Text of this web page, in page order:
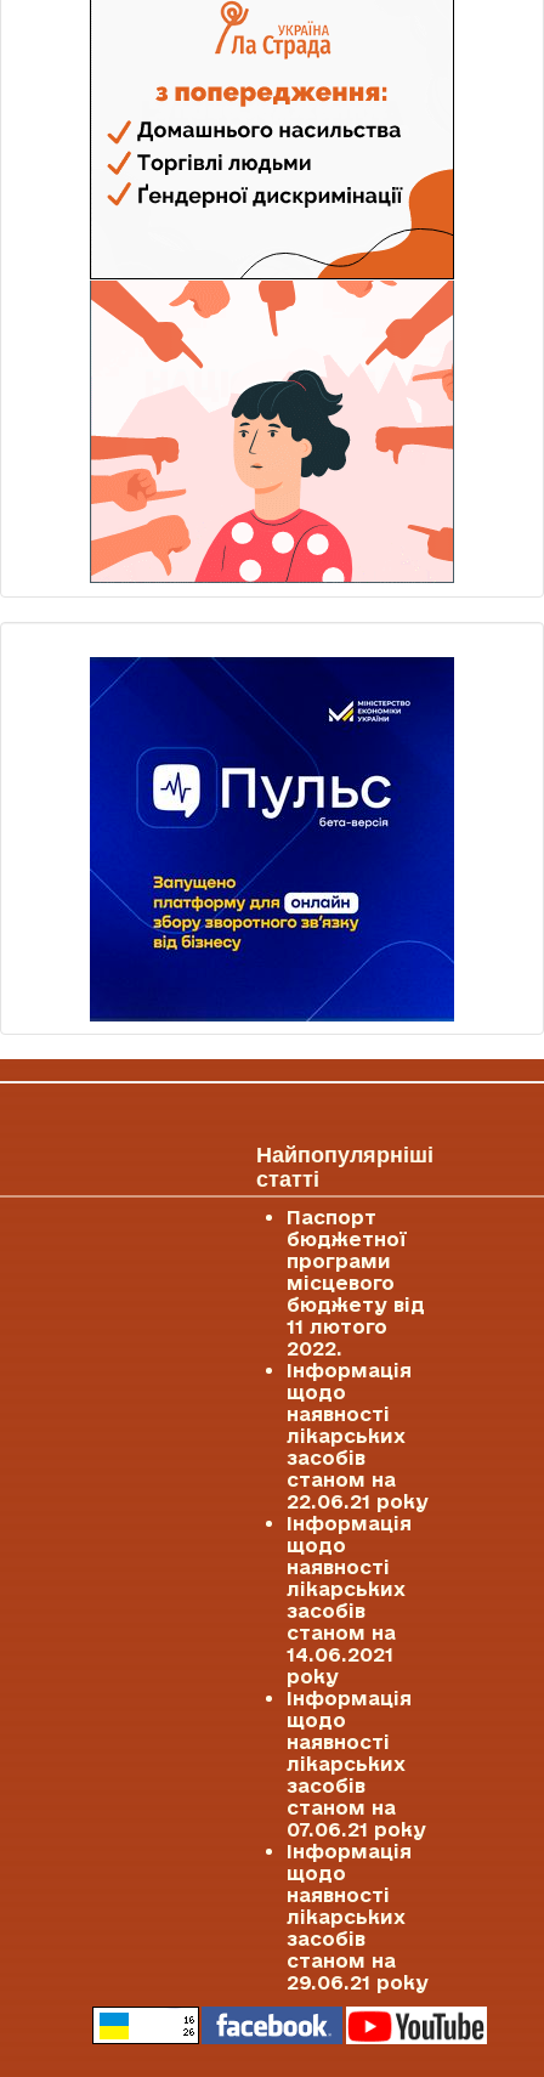
Найпопулярніші
статті
Паспорт
бюджетної
програми
місцевого
бюджету від
11 лютого
2022.
Інформація
щодо
наявності
лікарських
засобів
станом на
22.06.21 року
Інформація
щодо
наявності
лікарських
засобів
станом на
14.06.2021
року
Інформація
щодо
наявності
лікарських
засобів
станом на
07.06.21 року
Інформація
щодо
наявності
лікарських
засобів
станом на
29.06.21 року